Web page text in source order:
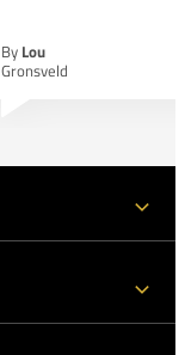
By Lou
Gronsveld